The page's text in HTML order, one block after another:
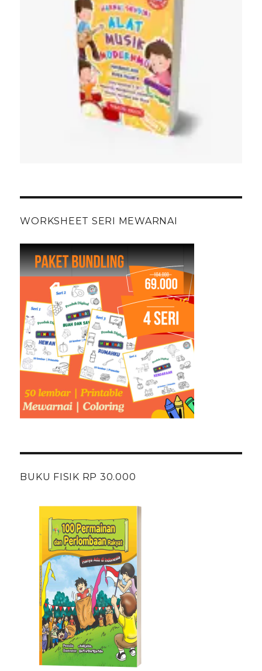
WORKSHEET SERI MEWARNAI
BUKU FISIK RP 30.000